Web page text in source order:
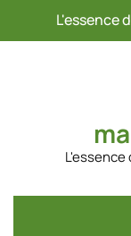
L'essence